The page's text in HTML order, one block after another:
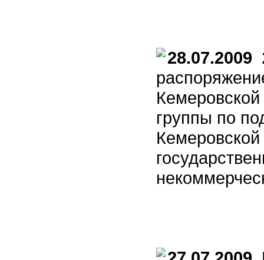
28.07.2009
группы по